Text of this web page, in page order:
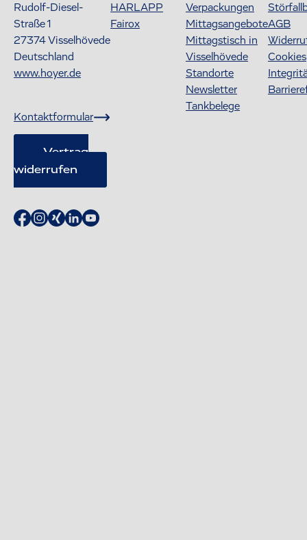
Rudolf-Diesel-
Straße 1
27374Visselhövede
Deutschland
www.hoyer.de
Kontaktformular
Vertrag
widerrufen
HARLAPP
Fairox
Verpackungen
Mittagsangebote
Mittagstisch in
Visselhövede
Standorte
Newsletter
Tankbelege
AGB
Cookies